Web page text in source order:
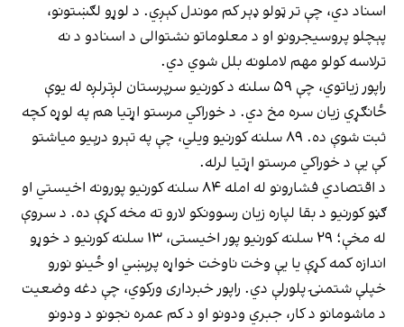
اسناد دي، چې تر ټولو ډېر کم موندل کېږي. د لوړو لګښتونو،
پېچلو پروسیجرونو او د معلوماتو نشتوالی د اسنادو د نه
ترلاسه کولو مهم لاملونه بلل شوي دي.
راپور زیاتوي، چې ۵۹ سلنه د کورنیو سرپرستان لږترلږه له یوې
ځانګړي زیان سره مخ دي. د خوراکي مرستو اړتیا هم په لوړه کچه
ثبت شوې ده. ۸۹ سلنه کورنیو ویلي، چې په تېرو درېیو میاشتو
کې یې د خوراکي مرستو اړتیا لرله.
د اقتصادي فشارونو له امله ۸۴ سلنه کورنیو پورونه اخیستي او
ګڼو کورنیو د بقا لپاره زیان رسوونکو لارو ته مخه کړې ده. د سروې
له مخې؛ ۲۹ سلنه کورنیو پور اخیستی، ۱۳ سلنه کورنیو د خوړو
اندازه کمه کړې یا یې وخت ناوخت خواړه پرېښي او ځینو نورو
خپلې شتمنۍ پلورلې دي. راپور خبرداری ورکوي، چې دغه وضعیت
د ماشومانو د کار، جبري ودونو او د کم عمره نجونو د ودونو